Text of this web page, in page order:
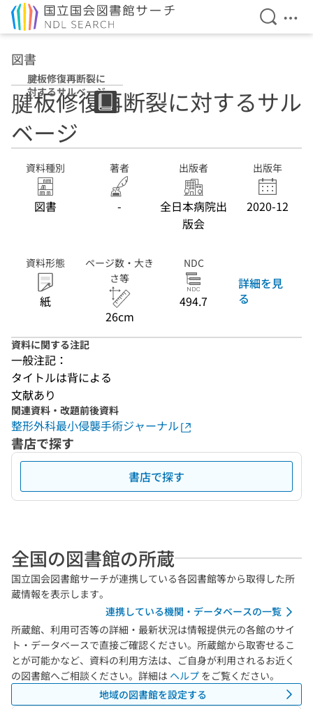
検索を
メ
図書
腱板修復再断裂に
対するサルベージ
腱板修復再断裂に対するサル
ベージ
資料種別
図書
著者
-
出版者
全日本病院出
版会
出版年
2020-12
資料形態
紙
ページ数・大き
さ等
26cm
NDC
494.7
詳細を見
る
資料に関する注記
一般注記：
タイトルは背による
文献あり
関連資料・改題前後資料
整形外科最小侵襲手術ジャーナル
書店で探す
書店で探す
全国の図書館の所蔵
国立国会図書館サーチが連携している各図書館等から取得した所
蔵情報を表示します。
連携している機関・データベースの一覧
所蔵館、利用可否等の詳細・最新状況は情報提供元の各館のサイ
ト・データベースで直接ご確認ください。所蔵館から取寄せるこ
とが可能かなど、資料の利用方法は、ご自身が利用されるお近く
の図書館へご相談ください。詳細は ヘルプ をご覧ください。
地域の図書館を設定する